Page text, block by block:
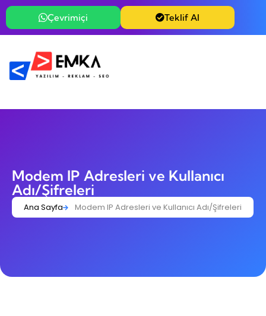
Çevrimiçi Teklif Al
Ana Sayfa Modem IP Adresleri ve Kullanıcı Adı/Şifreleri
Modem IP Adresleri ve Kullanıcı
Adı/Şifreleri